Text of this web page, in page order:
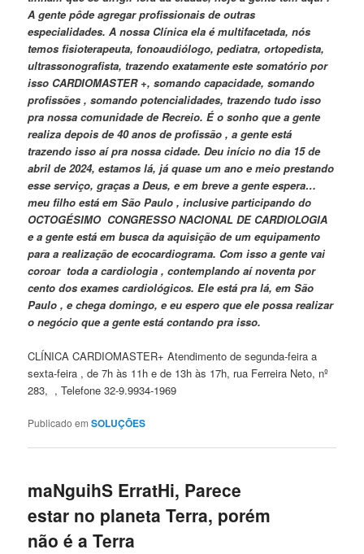
A gente pôde agregar profissionais de outras
especialidades. A nossa Clínica ela é multifacetada, nós
temos fisioterapeuta, fonoaudiólogo, pediatra, ortopedista,
ultrassonografista, trazendo exatamente este somatório por
isso CARDIOMASTER +, somando capacidade, somando
profissões , somando potencialidades, trazendo tudo isso
pra nossa comunidade de Recreio. É o sonho que a gente
realiza depois de 40 anos de profissão , a gente está
trazendo isso aí pra nossa cidade. Deu início no dia 15 de
abril de 2024, estamos lá, já quase um ano e meio prestando
esse serviço, graças a Deus, e em breve a gente espera…
meu filho está em São Paulo , inclusive participando do
OCTOGÉSIMO CONGRESSO NACIONAL DE CARDIOLOGIA
e a gente está em busca da aquisição de um equipamento
para a realização de ecocardiograma. Com isso a gente vai
coroar toda a cardiologia , contemplando aí noventa por
cento dos exames cardiológicos. Ele está pra lá, em São
Paulo , e chega domingo, e eu espero que ele possa realizar
o negócio que a gente está contando pra isso.
CLÍNICA CARDIOMASTER+ Atendimento de segunda-feira a
sexta-feira , de 7h às 11h e de 13h às 17h, rua Ferreira Neto, nº
283, , Telefone 32-9.9934-1969
Publicado em SOLUÇÕES
maNguihS ErratHi, Parece
estar no planeta Terra, porém
não é a Terra